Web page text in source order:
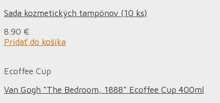
Sada kozmetických tampónov (10 ks)
8.90 €
Pridať do košíka
Ecoffee Cup
Van Gogh “The Bedroom, 1888” Ecoffee Cup 400ml